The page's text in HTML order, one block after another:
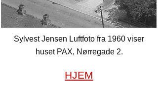
Sylvest Jensen Luftfoto fra 1960 viser
huset PAX, Nørregade 2.
HJEM